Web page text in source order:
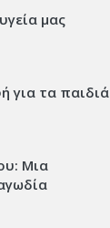
μας
για τα παιδιά
Μια